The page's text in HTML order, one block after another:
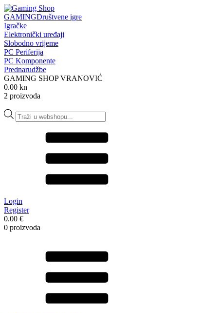
GAMINGDruštvene igre
Igračke
Elektronički uređaji
Slobodno vrijeme
PC Periferija
PC Komponente
Prednarudžbe
GAMING SHOP VRANOVIĆ
0.00 kn
2 proizvoda
Products
search
Login
Register
0.00 €
0 proizvoda